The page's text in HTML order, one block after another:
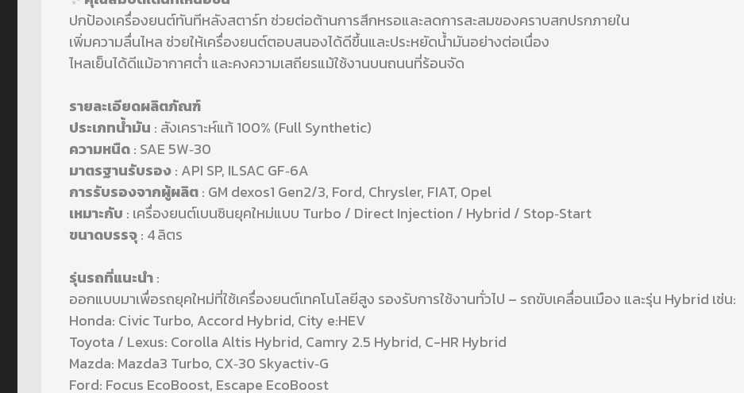
ปกป้องเครื่องยนต์ทันทีหลังสตาร์ท ช่วยต่อต้านการสึกหรอและลดการสะสมของคราบสกปรกภายใน
เพิ่มความลื่นไหล ช่วยให้เครื่องยนต์ตอบสนองได้ดีขึ้นและประหยัดน้ำมันอย่างต่อเนื่อง
ไหลเย็นได้ดีแม้อากาศต่ำ และคงความเสถียรแม้ใช้งานบนถนนที่ร้อนจัด
รายละเอียดผลิตภัณฑ์
ประเภทน้ำมัน : สังเคราะห์แท้ 100% (Full Synthetic)
ความหนืด: SAE 5W‑30
มาตรฐานรับรอง: API SP, ILSAC GF‑6A
การรับรองจากผู้ผลิต: GM dexos1 Gen2/3, Ford, Chrysler, FIAT, Opel
เหมาะกับ : เครื่องยนต์เบนซินยุคใหม่แบบ Turbo / Direct Injection / Hybrid / Stop‑Start
ขนาดบรรจุ: 4 ลิตร
รุ่นรถที่แนะนำ:
ออกแบบมาเพื่อรถยุคใหม่ที่ใช้เครื่องยนต์เทคโนโลยีสูง รองรับการใช้งานทั่วไป – รถขับเคลื่อนเมือง และรุ่น Hybrid เช่น:
Honda: Civic Turbo, Accord Hybrid, City e:HEV
Toyota / Lexus: Corolla Altis Hybrid, Camry 2.5 Hybrid, C-HR Hybrid
Mazda: Mazda3 Turbo, CX‑30 Skyactiv‑G
Ford: Focus EcoBoost, Escape EcoBoost